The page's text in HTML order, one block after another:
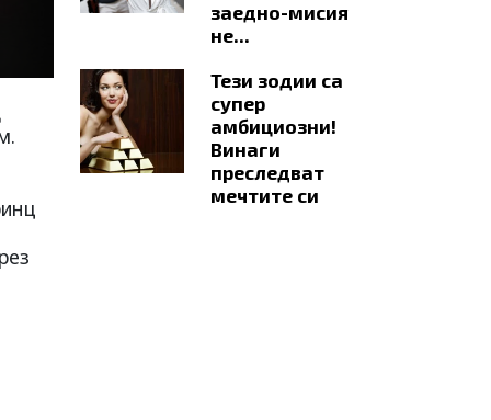
заедно-мисия
не...
Тези зодии са
супер
амбициозни!
Винаги
преследват
мечтите си